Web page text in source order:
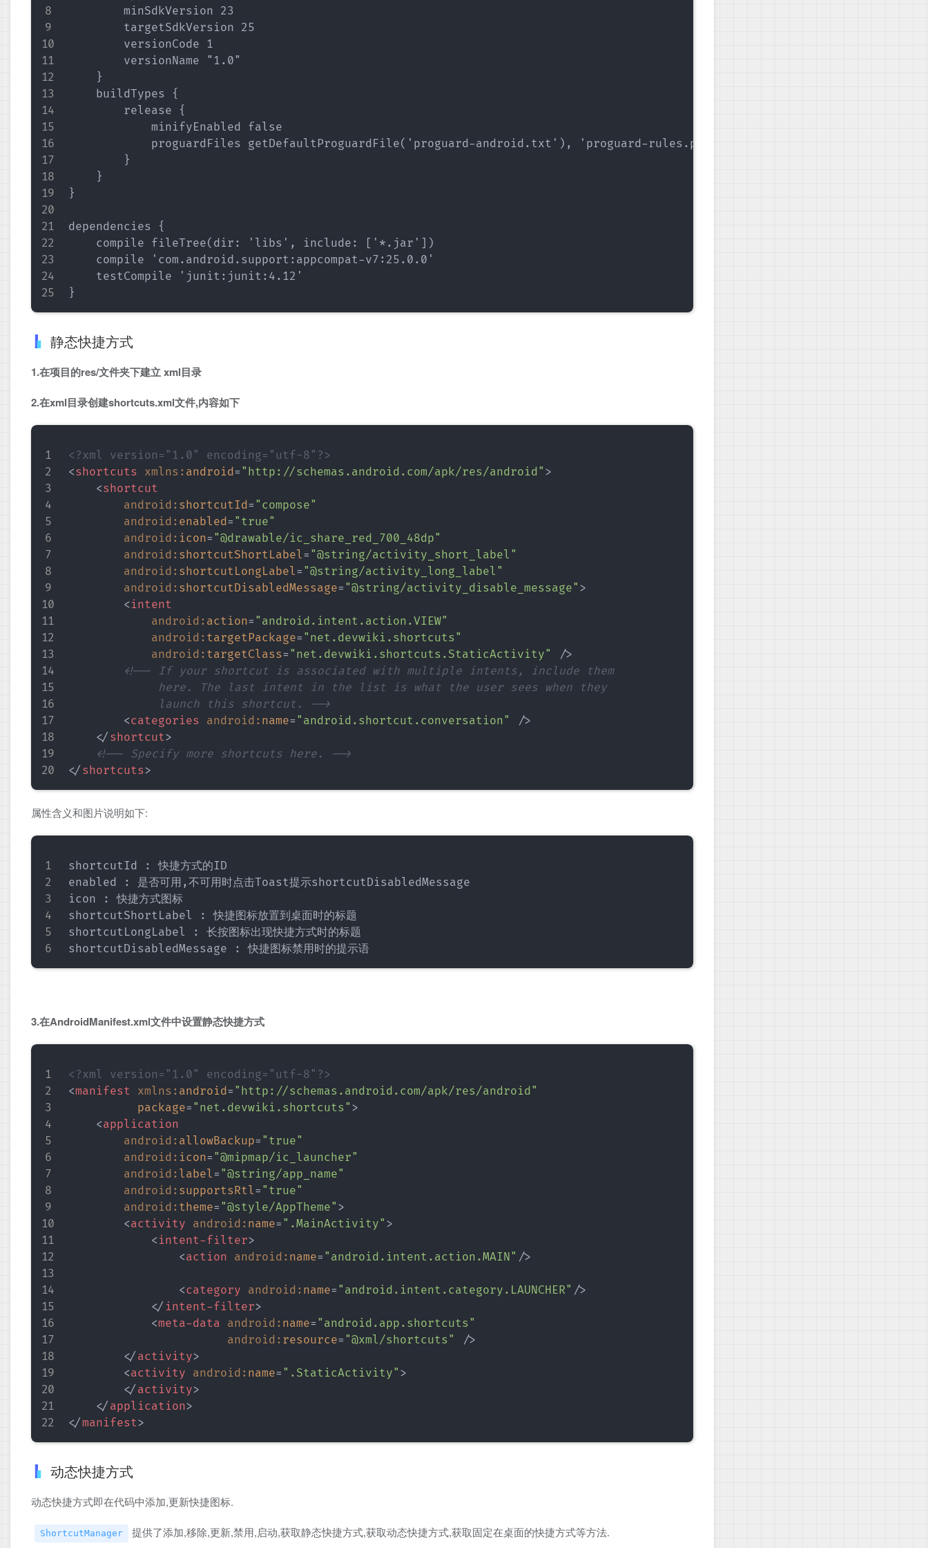
        minSdkVersion 23
        targetSdkVersion 25
        versionCode 1
        versionName "1.0"
    }
    buildTypes {
        release {
            minifyEnabled false
            proguardFiles getDefaultProguardFile('proguard-android.txt'), 'proguard-rules.pro'
        }
    }
}
dependencies {
    compile fileTree(dir: 'libs', include: ['*.jar'])
    compile 'com.android.support:appcompat-v7:25.0.0'
    testCompile 'junit:junit:4.12'
静态快捷方式
1.在项目的res/文件夹下建立 xml目录
2.在xml目录创建shortcuts.xml文件,内容如下
<?xml version="1.0" encoding="utf-8"?>
<shortcuts xmlns: android= " http://schemas.android.com/apk/res/android " >
<shortcut
android: shortcutId= " compose"
android: enabled= " true"
android: icon= "@drawable/ic_share_red_700_48dp"
android: shortcutShortLabel= "@string/activity_short_label "
android: shortcutLongLabel= "@string/activity_long_label "
android: shortcutDisabledMessage= "@string/activity_disable_message" >
<intent
android: action= " android.intent.action.VIEW"
android: targetPackage= " net.devwiki.shortcuts"
android: targetClass= " net.devwiki.shortcuts.StaticActivity"
/>
<!-- If your shortcut is associated with multiple intents, include them
             here. The last intent in the list is what the user sees when they
             launch this shortcut. -->
<categories android: name= " android.shortcut.conversation"
/>
</ shortcut>
<!-- Specify more shortcuts here. -->
</ shortcuts>
属性含义和图片说明如下:
shortcutId : 快捷方式的ID
enabled : 是否可用,不可用时点击Toast提示shortcutDisabledMessage
icon : 快捷方式图标
shortcutShortLabel : 快捷图标放置到桌面时的标题
shortcutLongLabel : 长按图标出现快捷方式时的标题
3.在AndroidManifest.xml文件中设置静态快捷方式
<?xml version="1.0" encoding="utf-8"?>
<manifest xmlns: android= " http://schemas.android.com/apk/res/android "
package= " net.devwiki.shortcuts" >
<application
android: allowBackup= " true"
android: icon= "@mipmap/ic_launcher"
android: label= "@string/app_name"
android: supportsRtl= " true"
android: theme= "@style/AppTheme" >
<activity android: name= " .MainActivity" >
<intent-filter>
<action android: name= " android.intent.action.MAIN" />
<category android: name= " android.intent.category.LAUNCHER" />
</ intent-filter>
<meta-data android: name= " android.app.shortcuts"
android: resource= "@xml/shortcuts"
/>
</ activity>
<activity android: name= " .StaticActivity" >
</ activity>
</ application>
</manifest>
动态快捷方式
动态快捷方式即在代码中添加,更新快捷图标.
ShortcutManager
提供了添加,移除,更新,禁用,启动,获取静态快捷方式,获取动态快捷方式,获取固定在桌面的快捷方式等方法.